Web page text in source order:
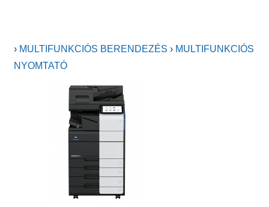
› MULTIFUNKCIÓS BERENDEZÉS › MULTIFUNKCIÓS
NYOMTATÓ